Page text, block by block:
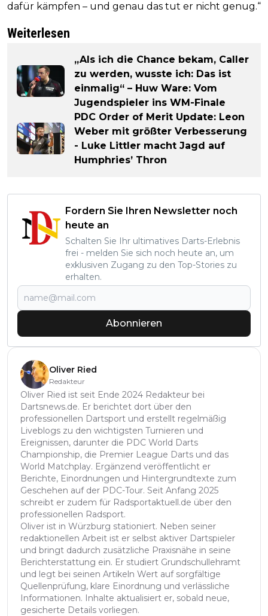
dafür kämpfen – und genau das tut er nicht genug.“
Weiterlesen
„Als ich die Chance bekam, Caller
zu werden, wusste ich: Das ist
einmalig“ – Huw Ware: Vom
Jugendspieler ins WM-Finale
PDC Order of Merit Update: Leon
Weber mit größter Verbesserung
- Luke Littler macht Jagd auf
Humphries’ Thron
Fordern Sie Ihren Newsletter noch
heute an
Schalten Sie Ihr ultimatives Darts-Erlebnis
frei - melden Sie sich noch heute an, um
exklusiven Zugang zu den Top-Stories zu
erhalten.
Abonnieren
Oliver Ried
Redakteur
Oliver Ried ist seit Ende 2024 Redakteur bei
Dartsnews.de. Er berichtet dort über den
professionellen Dartsport und erstellt regelmäßig
Liveblogs zu den wichtigsten Turnieren und
Ereignissen, darunter die PDC World Darts
Championship, die Premier League Darts und das
World Matchplay. Ergänzend veröffentlicht er
Berichte, Einordnungen und Hintergrundtexte zum
Geschehen auf der PDC-Tour. Seit Anfang 2025
schreibt er zudem für Radsportaktuell.de über den
professionellen Radsport.
Oliver ist in Würzburg stationiert. Neben seiner
redaktionellen Arbeit ist er selbst aktiver Dartspieler
und bringt dadurch zusätzliche Praxisnähe in seine
Berichterstattung ein. Er studiert Grundschullehramt
und legt bei seinen Artikeln Wert auf sorgfältige
Quellenprüfung, klare Einordnung und verlässliche
Informationen. Inhalte aktualisiert er, sobald neue,
gesicherte Details vorliegen.